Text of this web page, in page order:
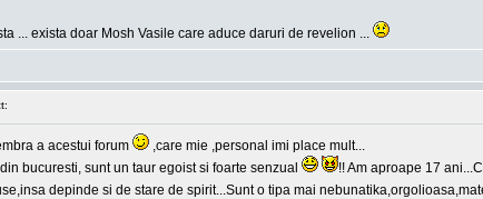
... exista doar Mosh Vasile care aduce daruri de revelion ...
a acestui forum
,care mie ,personal imi place mult...
bucuresti, sunt un taur egoist si foarte senzual
!! Am aproape 17
depinde si de stare de spirit...Sunt o tipa mai